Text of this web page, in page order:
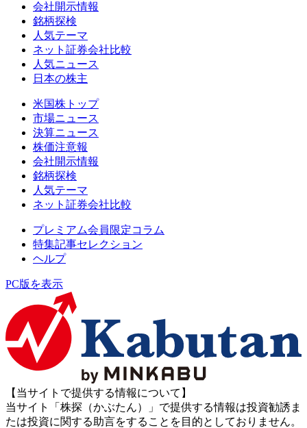
会社開示情報
銘柄探検
人気テーマ
ネット証券会社比較
人気ニュース
日本の株主
米国株トップ
市場ニュース
決算ニュース
株価注意報
会社開示情報
銘柄探検
人気テーマ
ネット証券会社比較
プレミアム会員限定コラム
特集記事セレクション
ヘルプ
PC版を表示
【当サイトで提供する情報について】
当サイト「株探（かぶたん）」で提供する情報は投資勧誘ま
たは投資に関する助言をすることを目的としておりません。